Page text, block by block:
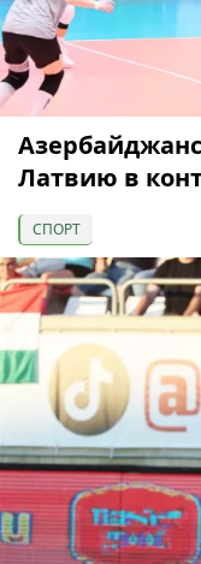
Латвию в
СПОРТ